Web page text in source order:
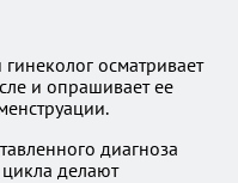
осматривает
и опрашивает ее
диагноза
делают